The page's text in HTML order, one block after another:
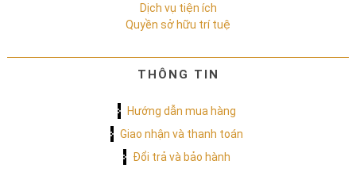
Dịch vụ tiện ích
Quyền sở hữu trí tuệ
THÔNG TIN
Hướng dẫn mua hàng
Giao nhận và thanh toán
Đổi trả và bảo hành